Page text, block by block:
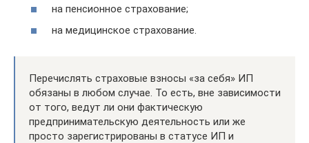
на пенсионное страхование;
на медицинское страхование.
Перечислять страховые взносы «за себя» ИП
обязаны в любом случае. То есть, вне зависимости
от того, ведут ли они фактическую
предпринимательскую деятельность или же
просто зарегистрированы в статусе ИП и